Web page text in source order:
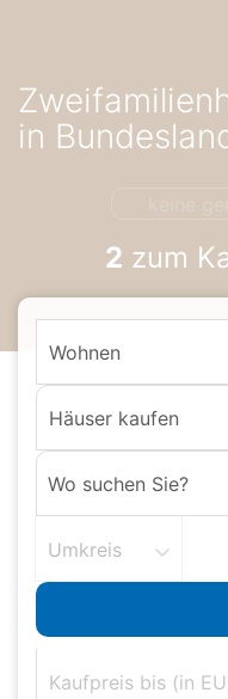
zur
Navigation
zum
in
2 zum
Wohnen
Häuser kaufen
Umkreis